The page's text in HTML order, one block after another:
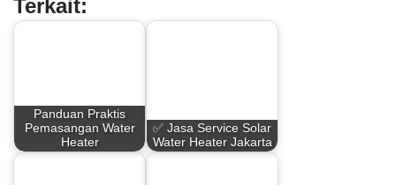
c
o
o e
A
p
Terkait:
Panduan Praktis
Pemasangan Water
Heater
✅ Jasa Service Solar
Water Heater Jakarta